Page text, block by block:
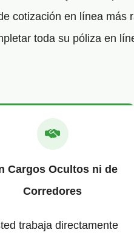
cotización en línea más
toda su póliza en
Cargos Ocultos ni de
Corredores
trabaja directamente